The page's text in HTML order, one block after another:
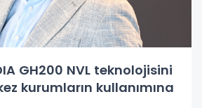
GH200 NVL teknolojisini
kurumların kullanımına